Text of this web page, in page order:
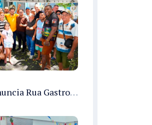
Prefeitura anuncia Rua Gastronômica de Manaus e garante alternativas para 54 ambulantes cadastrados